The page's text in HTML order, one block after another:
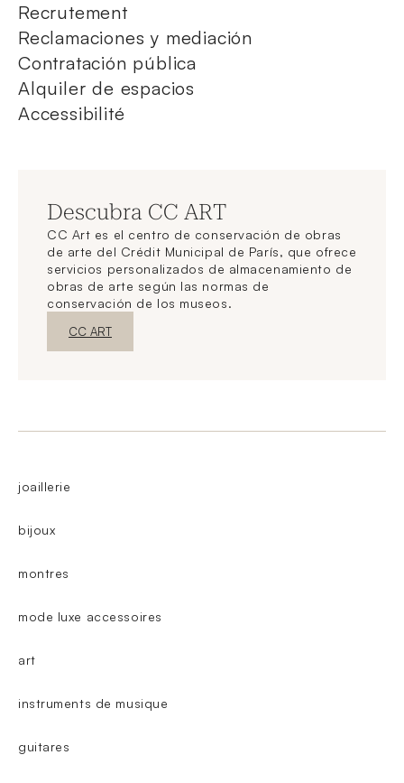
Recrutement
Reclamaciones y mediación
Contratación pública
Alquiler de espacios
Accessibilité
Descubra CC ART
CC Art es el centro de conservación de obras
de arte del Crédit Municipal de París, que ofrece
servicios personalizados de almacenamiento de
obras de arte según las normas de
conservación de los museos.
Nueva ventanaDescubrir
CC ART
joaillerie
bijoux
montres
mode luxe accessoires
art
instruments de musique
guitares